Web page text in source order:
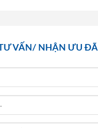
VẤN/ NHẬN ƯU ĐÃI